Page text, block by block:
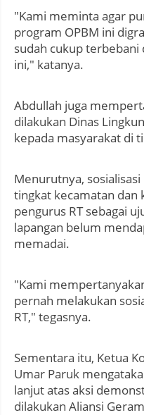
"Kami meminta agar
program OPBM ini
sudah cukup
ini," katanya.
Abdullah juga
dilakukan Dinas
kepada masyarakat di
Menurutnya,
tingkat kecamatan dan
pengurus RT sebagai
lapangan belum
memadai.
"Kami
pernah melakukan
RT," tegasnya.
Sementara itu, Ketua
Umar Paruk
lanjut atas aksi
dilakukan Aliansi